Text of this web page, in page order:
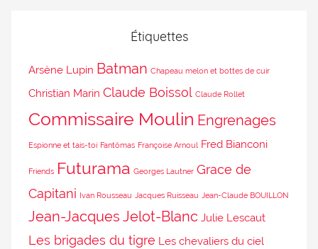
Étiquettes
Arsène Lupin Batman Chapeau melon et bottes de cuir
Christian Marin Claude Boissol Claude Rollet
Commissaire Moulin Engrenages
Espionne et tais-toi Fantômas Françoise Arnoul Fred Bianconi
Friends Futurama Georges Lautner Grace de
Capitani
Ivan Rousseau Jacques Ruisseau Jean-Claude BOUILLON
Jean-Jacques Jelot-Blanc Julie Lescaut
Les brigades du tigre Les chevaliers du ciel